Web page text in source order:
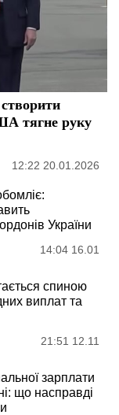
тягне руку
12:22 20.01.2026
України
14:04 16.01
спиною
виплат та
21:51 12.11
зарплати
що насправді